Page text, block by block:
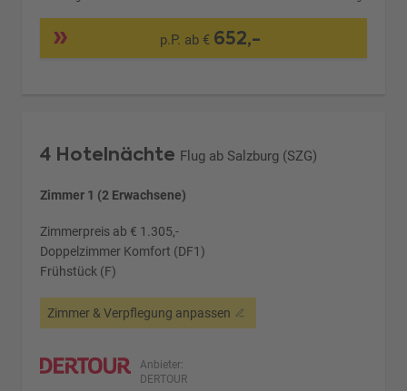
p.P. ab € 652,-
4 Hotelnächte Flug ab Salzburg (SZG)
Zimmer 1 (2 Erwachsene)
Zimmerpreis ab € 1.305,-
Doppelzimmer Komfort (DF1)
Frühstück (F)
Zimmer & Verpflegung anpassen
Anbieter:
DERTOUR